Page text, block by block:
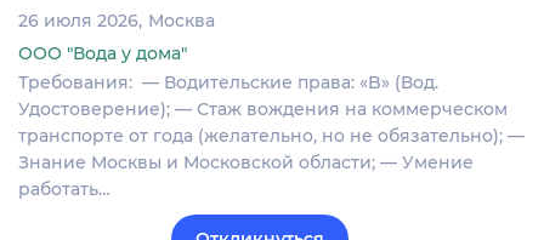
26 июля 2026 Москва
ООО "Вода у дома"
Требования: ​​​​​ — Водительские права: «B» (Вод.
Удостоверение); — Стаж вождения на коммерческом
транспорте от года (желательно, но не обязательно); —
Знание Москвы и Московской области; — Умение
работать…